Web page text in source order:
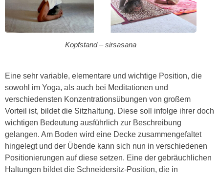
Kopfstand – sirsasana
Eine sehr variable, elementare und wichtige Position, die
sowohl im Yoga, als auch bei Meditationen und
verschiedensten Konzentrationsübungen von großem
Vorteil ist, bildet die Sitzhaltung. Diese soll infolge ihrer doch
wichtigen Bedeutung ausführlich zur Beschreibung
gelangen. Am Boden wird eine Decke zusammengefaltet
hingelegt und der Übende kann sich nun in verschiedenen
Positionierungen auf diese setzen. Eine der gebräuchlichen
Haltungen bildet die Schneidersitz-­Position, die in